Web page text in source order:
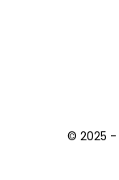
© 2025 -